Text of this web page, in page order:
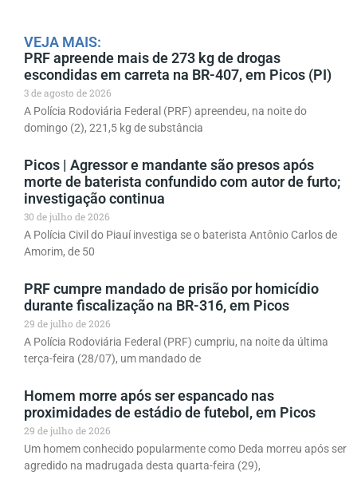
VEJA MAIS:
PRF apreende mais de 273 kg de drogas
escondidas em carreta na BR-407, em Picos (PI)
3 de agosto de 2026
A Polícia Rodoviária Federal (PRF) apreendeu, na noite do
domingo (2), 221,5 kg de substância
Picos | Agressor e mandante são presos após
morte de baterista confundido com autor de furto;
investigação continua
30 de julho de 2026
A Polícia Civil do Piauí investiga se o baterista Antônio Carlos de
Amorim, de 50
PRF cumpre mandado de prisão por homicídio
durante fiscalização na BR-316, em Picos
29 de julho de 2026
A Polícia Rodoviária Federal (PRF) cumpriu, na noite da última
terça-feira (28/07), um mandado de
Homem morre após ser espancado nas
proximidades de estádio de futebol, em Picos
29 de julho de 2026
Um homem conhecido popularmente como Deda morreu após ser
agredido na madrugada desta quarta-feira (29),